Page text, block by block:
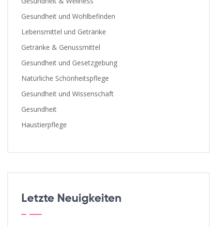
Gesundheit und Wohlbefinden
Lebensmittel und Getränke
Getränke & Genussmittel
Gesundheit und Gesetzgebung
Natürliche Schönheitspflege
Gesundheit und Wissenschaft
Gesundheit
Haustierpflege
Letzte Neuigkeiten